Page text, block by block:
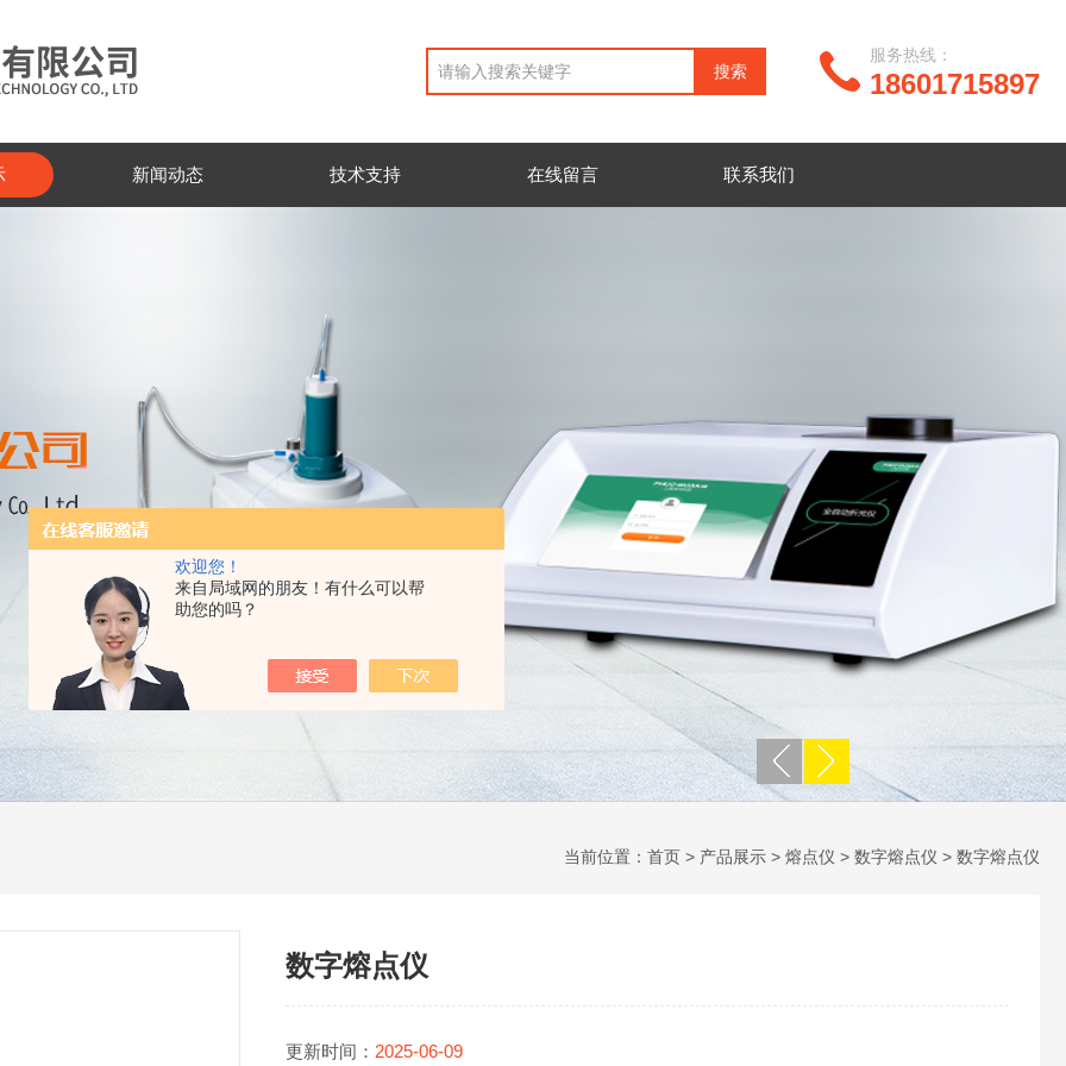
欢迎您！
来自局域网的朋友！有什么可以帮
助您的吗？
18601715897
服务热线：
新闻动态 技术支持 在线留言 联系我们
当前位置： 首页 > 产品展示 > 熔点仪 > 数字熔点仪 > 数字熔点仪
数字熔点仪
更新时间： 2025-06-09